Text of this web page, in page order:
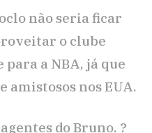
não seria ficar
o clube
a NBA, já que
amistosos nos EUA.
do Bruno. ?